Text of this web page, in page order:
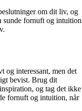
om dit liv, og
sunde fornuft og intuition
og interessant, men det
bevist. Brug dit
og tag det ikke
fornuft og intuition, når